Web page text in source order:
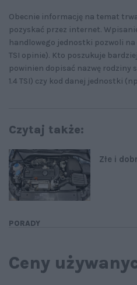
Obecnie informację na temat
pozyskać przez internet.
handlowego jednostki pozwoli
TSI opinie). Kto poszukuje
powinien dopisać nazwę rodziny
1.4 TSI) czy kod danej jednostki
Czytaj także:
PORADY
Złe i
Ceny